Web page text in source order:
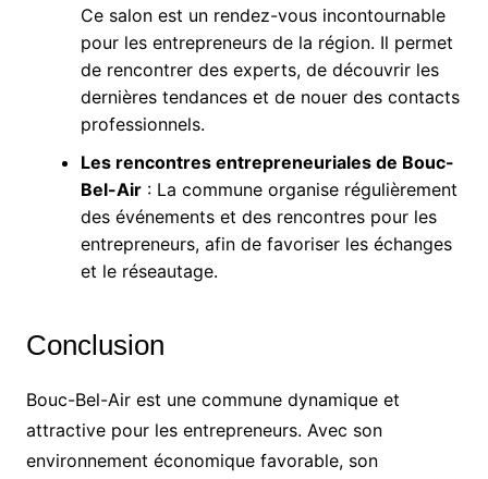
Ce salon est un rendez-vous incontournable
pour les entrepreneurs de la région. Il permet
de rencontrer des experts, de découvrir les
dernières tendances et de nouer des contacts
professionnels.
Les rencontres entrepreneuriales de Bouc-
Bel-Air: La commune organise régulièrement
des événements et des rencontres pour les
entrepreneurs, afin de favoriser les échanges
et le réseautage.
Conclusion
Bouc-Bel-Air est une commune dynamique et
attractive pour les entrepreneurs. Avec son
environnement économique favorable, son